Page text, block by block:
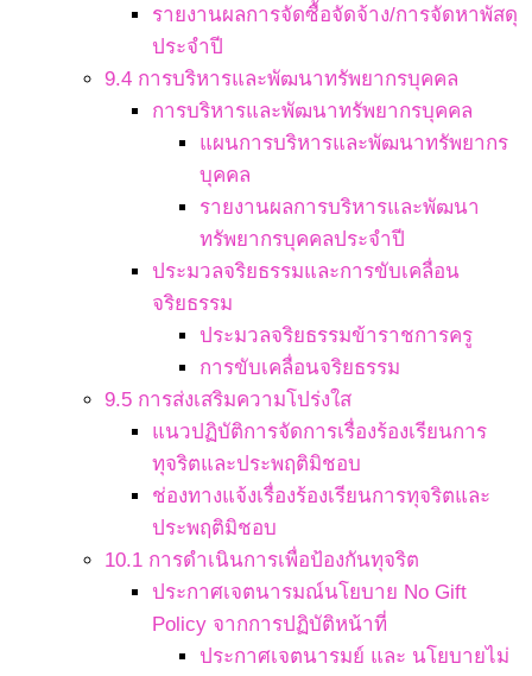
รายงานผลการจัดซื้อจัดจ้าง/การจัดหาพัสดุ
ประจำปี
9.4 การบริหารและพัฒนาทรัพยากรบุคคล
การบริหารและพัฒนาทรัพยากรบุคคล
แผนการบริหารและพัฒนาทรัพยากร
บุคคล
รายงานผลการบริหารและพัฒนา
ทรัพยากรบุคคลประจำปี
ประมวลจริยธรรมและการขับเคลื่อน
จริยธรรม
ประมวลจริยธรรมข้าราชการครู
การขับเคลื่อนจริยธรรม
9.5 การส่งเสริมความโปร่งใส
แนวปฏิบัติการจัดการเรื่องร้องเรียนการ
ทุจริตและประพฤติมิชอบ
ช่องทางแจ้งเรื่องร้องเรียนการทุจริตและ
ประพฤติมิชอบ
10.1 การดำเนินการเพื่อป้องกันทุจริต
ประกาศเจตนารมณ์นโยบาย No Gift
Policy จากการปฏิบัติหน้าที่
ประกาศเจตนารมย์ และ นโยบายไม่